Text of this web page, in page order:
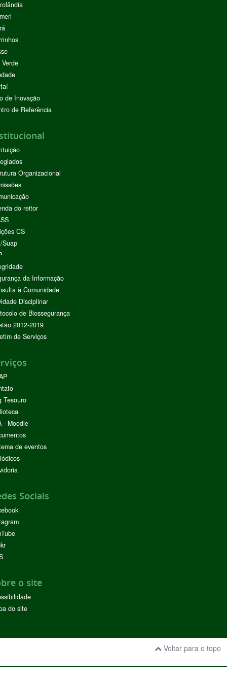
de Inovação
de Referência
Organizacional
do reitor
CS
Suap
da Informação
à Comunidade
Disciplinar
de Biossegurança
2012-2019
de Serviços
Tesouro
- Moodle
de eventos
Sociais
o site
do site
Voltar para o topo